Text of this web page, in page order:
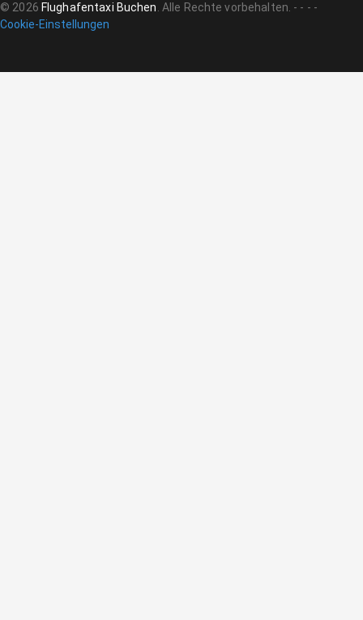
© 2026 Flughafentaxi Buchen. Alle Rechte vorbehalten. - - - -
Cookie-Einstellungen